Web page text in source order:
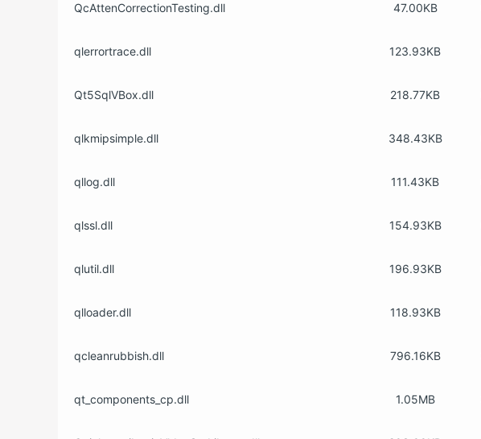
QcAttenCorrectionTesting.dll 47.00KB
qlerrortrace.dll 123.93KB
Qt5SqlVBox.dll 218.77KB
qlkmipsimple.dll 348.43KB
qllog.dll 111.43KB
qlssl.dll 154.93KB
qlutil.dll 196.93KB
qlloader.dll 118.93KB
qcleanrubbish.dll 796.16KB
qt_components_cp.dll 1.05MB